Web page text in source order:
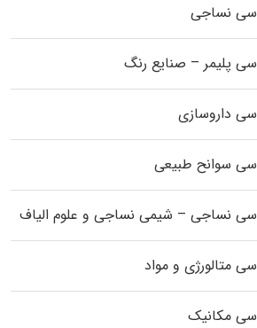
نساجی
پلیمر – صنایع رنگ
داروسازی
سوانح طبیعی
نساجی – شیمی نساجی و علوم الیاف
متالورژی و مواد
مکانیک